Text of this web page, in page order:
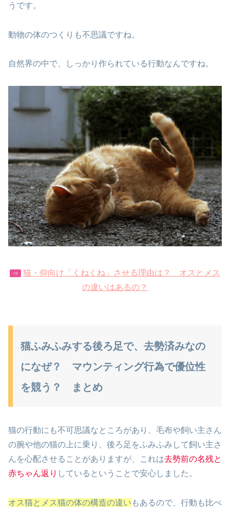
うです。
動物の体のつくりも不思議ですね。
自然界の中で、しっかり作られている行動なんですね。
⇒
猫・仰向け「くねくね」させる理由は？ オスとメス
の違いはあるの？
猫ふみふみする後ろ足で、去勢済みなの
になぜ？ マウンティング行為で優位性
を競う？ まとめ
猫の行動にも不可思議なところがあり、毛布や飼い主さん
の腕や他の猫の上に乗り、後ろ足をふみふみして飼い主さ
んを心配させることがありますが、これは去勢前の名残と
赤ちゃん返り しているということで安心しました。
オス猫とメス猫の体の構造の違い もあるので、行動も比べ